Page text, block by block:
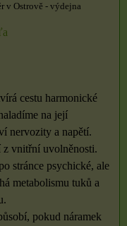
v Ostrově - výdejna
cestu harmonické
na její
nervozity a napětí.
z vnitřní uvolněnosti.
stránce psychické, ale
metabolismu tuků a
pokud náramek